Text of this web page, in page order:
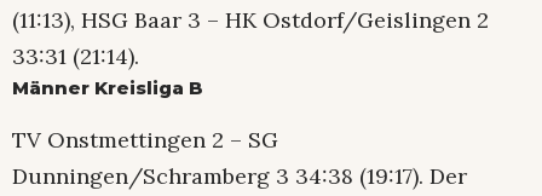
(11:13), HSG Baar 3 – HK Ostdorf/Geislingen 2
33:31 (21:14).
Männer Kreisliga B
TV Onstmettingen 2 – SG
Dunningen/Schramberg 3 34:38 (19:17). Der